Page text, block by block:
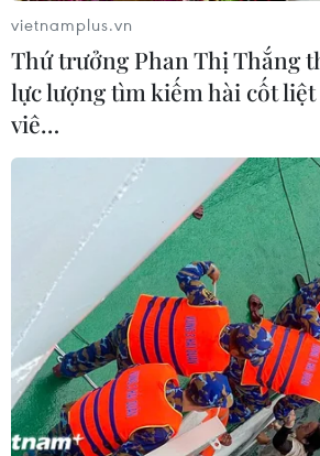
Hàn Quốc và Hà Lan
tiêm vắcxin của
05/02/2021 06:49
Hàng loạt quốc gia trên thế giới tiếp
vietnamplus.vn
Thứ trưởng Phan Thị Thắng
lực lượng tìm kiếm hài cốt
viê…